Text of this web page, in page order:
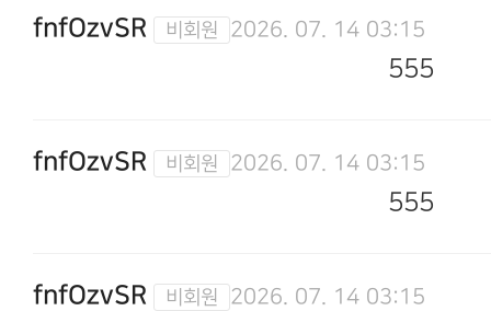
fnfOzvSR 2026. 07. 14 03:15
555
fnfOzvSR 2026. 07. 14 03:15
555
fnfOzvSR 2026. 07. 14 03:15